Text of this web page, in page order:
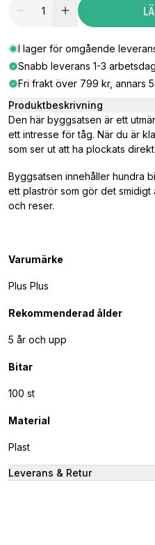
I lager för omgående
Snabb leverans 1-3
Fri frakt över 799 kr, annars
Produktbeskrivning
Den här byggsatsen är ett
ett intresse för tåg. När du är
som ser ut att ha plockats
Byggsatsen innehåller hundra
ett plaströr som gör det smidigt
och reser.
Varumärke
Plus Plus
Rekommenderad ålder
5 år och upp
Bitar
100 st
Material
Plast
Leverans & Retur